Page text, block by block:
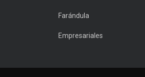
Farándula
Empresariales